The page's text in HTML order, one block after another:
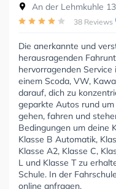
An der Lehmkuhle
38 Reviews
Die anerkannte und
herausragenden
hervorragenden
einem Scoda, VW,
darauf, dich zu
geparkte Autos rund
gehen, fahren und
Bedingungen um deine
Klasse B Automatik,
Klasse A2, Klasse C,
L und Klasse T zu
Schule. In der
online anfragen.